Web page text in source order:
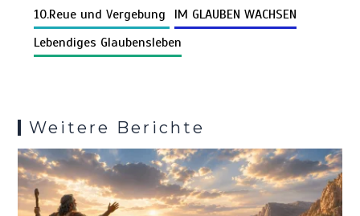
n
k
o
o
t
A
p
r
t
g a
Pr
es
n
10.Reue und Vergebung
IM GLAUBEN WACHSEN
Lebendiges Glaubensleben
Weitere Berichte